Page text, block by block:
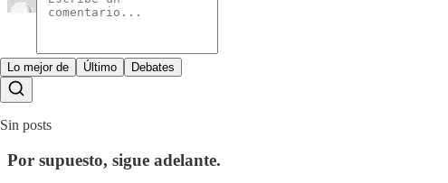
Lo mejor de Último Debates
Sin posts
Por supuesto, sigue adelante.